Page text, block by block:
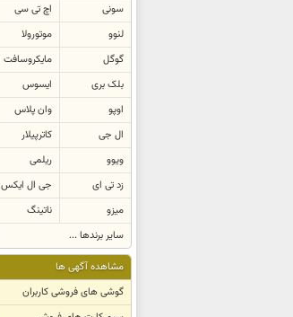
سونی
اچ تی سی
لنوو
موتورولا
گوگل
مایکروسافت
بلک بری
ایسوس
اوپو
وان پلاس
ال جی
کاترپیلار
ویوو
ریلمی
زد تی ای
جی ال ایکس
میزو
ناتینگ
سایر برندها ...
مشاهده آگهی ها
گوشی های فروشی کاربران